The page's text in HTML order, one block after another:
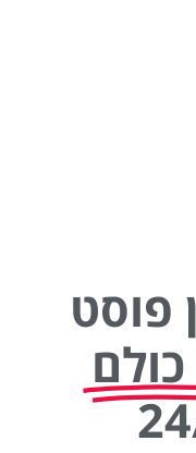
פוסט